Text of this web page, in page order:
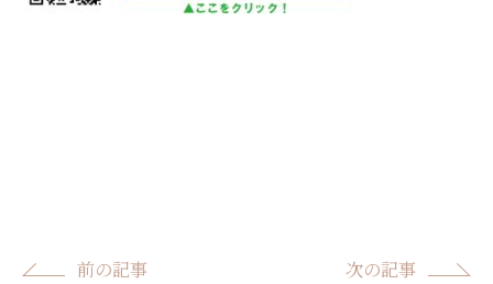
前の記事 次の記事